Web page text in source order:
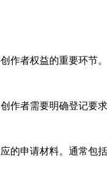
作者权益的重要环节
作者需要明确登记要
的申请材料。通常包